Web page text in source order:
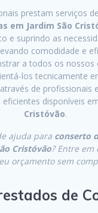
prestam serviços de
em Jardim São
e suprindo as
comodidade e
a todos os nossos
los tecnicamente
de profissionais
eficientes disponíveis
Cristóvão.
ajuda para conserto
Cristóvão? Entre em
orçamento sem
de